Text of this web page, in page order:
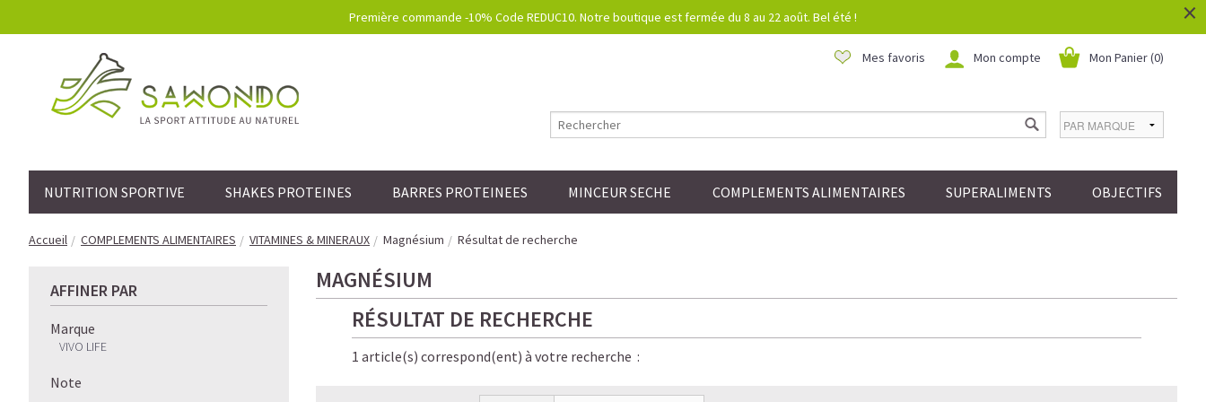
Première commande -10% Code REDUC10. Notre boutique est fermée du 8 au 22 août. Bel été ! ×
Mon Panier (0)
Mon compte
Mes favoris
NUTRITION SPORTIVE SHAKES PROTEINES BARRES PROTEINEES MINCEUR SECHE COMPLEMENTS ALIMENTAIRES SUPERALIMENTS OBJECTIFS
Accueil COMPLEMENTS ALIMENTAIRES VITAMINES & MINERAUX Magnésium Résultat de recherche
AFFINER PAR
Marque
VIVO LIFE
Note
MAGNÉSIUM
RÉSULTAT DE RECHERCHE
1 article(s) correspond(ent) à votre recherche :